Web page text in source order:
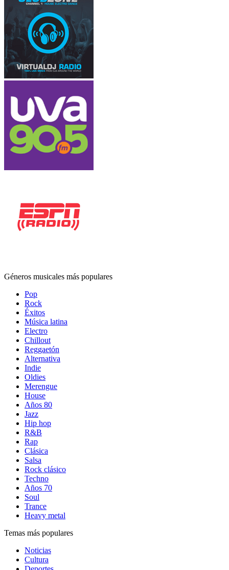
Géneros musicales más populares
Pop
Rock
Éxitos
Música latina
Electro
Chillout
Reggaetón
Alternativa
Indie
Oldies
Merengue
House
Años 80
Jazz
Hip hop
R&B
Rap
Clásica
Salsa
Rock clásico
Techno
Años 70
Soul
Trance
Heavy metal
Temas más populares
Noticias
Cultura